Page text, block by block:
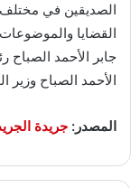
الصديقين في مختلف
القضايا
جابر الأحمد
الأحمد الصباح وزير
المصدر: جريدة